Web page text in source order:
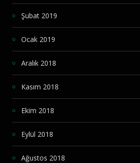
Şubat 2019
Ocak 2019
Aralık 2018
Kasım 2018
Ekim 2018
Eylül 2018
Ağustos 2018